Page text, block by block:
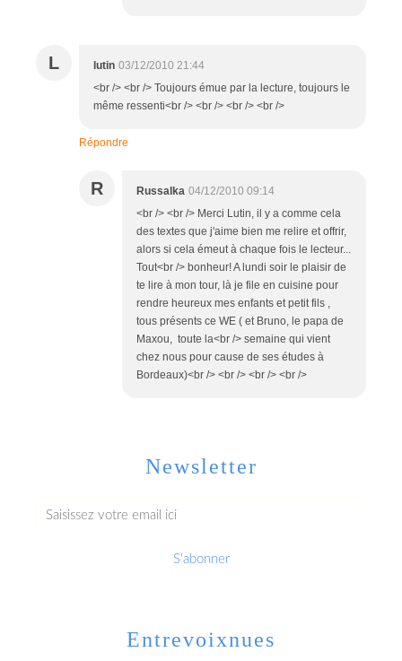
L lutin 03/12/2010 21:44
<br /> <br /> Toujours émue par la lecture, toujours le
même ressenti<br /> <br /> <br /> <br />
Répondre
R Russalka 04/12/2010 09:14
<br /> <br /> Merci Lutin, il y a comme cela
des textes que j'aime bien me relire et offrir,
alors si cela émeut à chaque fois le lecteur...
Tout<br /> bonheur! A lundi soir le plaisir de
te lire à mon tour, là je file en cuisine pour
rendre heureux mes enfants et petit fils ,
tous présents ce WE ( et Bruno, le papa de
Maxou, toute la<br /> semaine qui vient
chez nous pour cause de ses études à
Bordeaux)<br /> <br /> <br /> <br />
Newsletter
Entrevoixnues